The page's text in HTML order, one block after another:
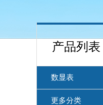
产品列表
数显表
更多分类